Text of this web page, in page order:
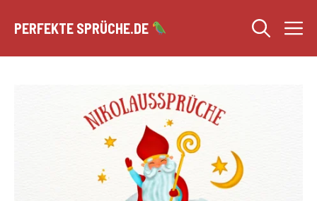
Inhalt
PERFEKTE SPRÜCHE.DE